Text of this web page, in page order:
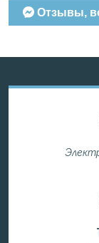
Отзывы,